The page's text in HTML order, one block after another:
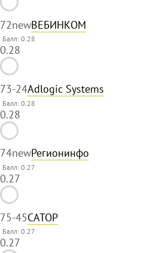
72newВЕБИНКОМ
Балл: 0.28
0.28
73-24Adlogic Systems
Балл: 0.28
0.28
74newРегионинфо
Балл: 0.27
0.27
75-45САТОР
Балл: 0.27
0.27